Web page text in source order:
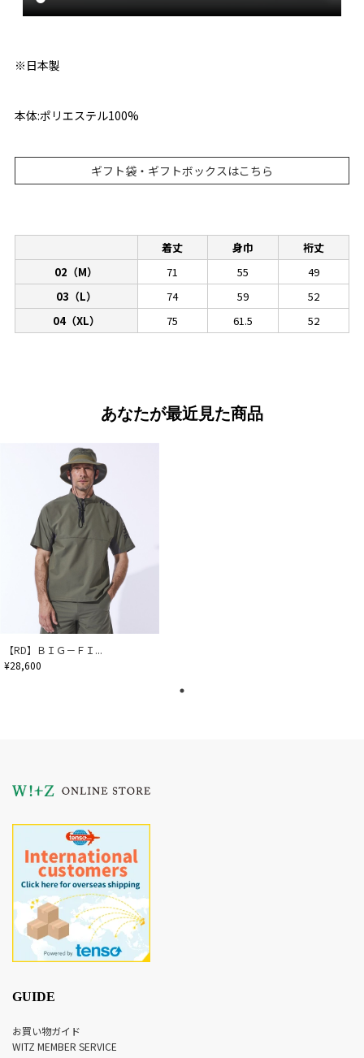
※日本製
本体:ポリエステル100%
ギフト袋・ギフトボックスはこちら
着丈 身巾
裄丈
02（M）
71 55
49
03（L）
74 59
52
04（XL）
75 61.5 52
あなたが最近見た商品
【RD】ＢＩＧ－ＦＩ...
¥28,600
GUIDE
お買い物ガイド
WITZ MEMBER SERVICE